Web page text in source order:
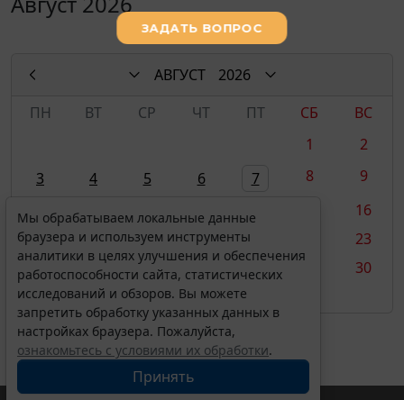
АВГУСТ
2026
ПН
ВТ СР ЧТ ПТ СБ
ВС
1
2
3
4 5 6 7 8
9
16
17
18 19 20 21
23
24
25 26 27 28
30
31
Мы обрабатываем локальные данные
браузера и используем инструменты
аналитики в целях улучшения и обеспечения
работоспособности сайта, статистических
исследований и обзоров. Вы можете
запретить обработку указанных данных в
настройках браузера. Пожалуйста,
ознакомьтесь с условиями их обработки.
Принять